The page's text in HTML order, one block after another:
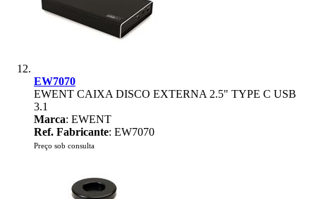
EW7070
EWENT CAIXA DISCO EXTERNA 2.5" TYPE C USB
3.1
Marca: EWENT
Ref. Fabricante: EW7070
Preço sob consulta